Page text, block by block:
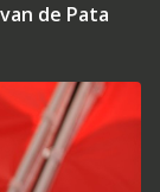
de Pata